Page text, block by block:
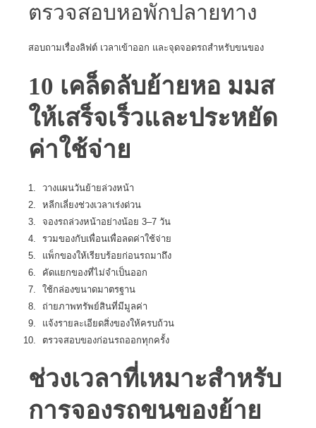
ตรวจสอบหอพักปลายทาง
สอบถามเรื่องลิฟต์ เวลาเข้าออก และจุดจอดรถสำหรับขนของ
10 เคล็ดลับย้ายหอ มมส
ให้เสร็จเร็วและประหยัด
ค่าใช้จ่าย
วางแผนวันย้ายล่วงหน้า
หลีกเลี่ยงช่วงเวลาเร่งด่วน
จองรถล่วงหน้าอย่างน้อย 3–7 วัน
รวมของกับเพื่อนเพื่อลดค่าใช้จ่าย
แพ็กของให้เรียบร้อยก่อนรถมาถึง
คัดแยกของที่ไม่จำเป็นออก
ใช้กล่องขนาดมาตรฐาน
ถ่ายภาพทรัพย์สินที่มีมูลค่า
แจ้งรายละเอียดสิ่งของให้ครบถ้วน
ตรวจสอบของก่อนรถออกทุกครั้ง
ช่วงเวลาที่เหมาะสำหรับ
การจองรถขนของย้าย